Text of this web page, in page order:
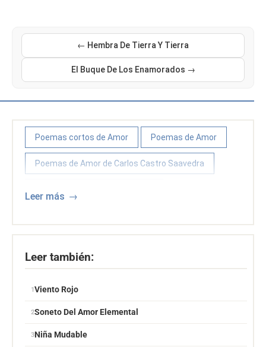
← Hembra De Tierra Y Tierra
El Buque De Los Enamorados →
Poemas cortos de Amor Poemas de Amor
Poemas de Amor de Carlos Castro Saavedra
Leer más
Leer también:
Viento Rojo
Soneto Del Amor Elemental
Niña Mudable